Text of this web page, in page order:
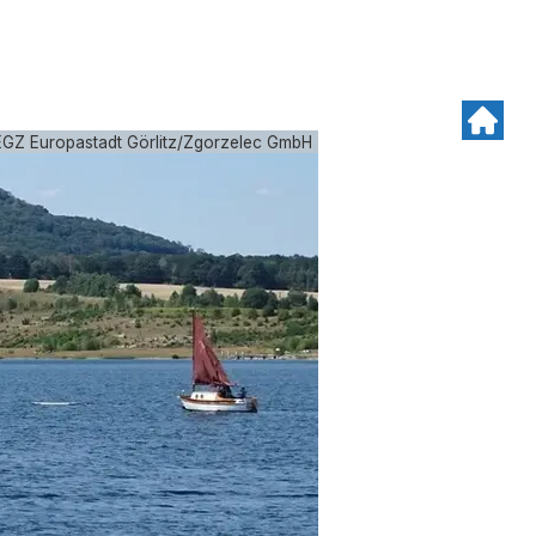
Europastadt Görlitz/Zgorzelec GmbH